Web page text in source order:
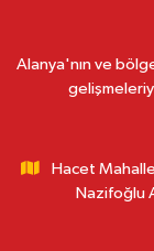
Alanya'nın ve
Hacet
Nazifoğlu